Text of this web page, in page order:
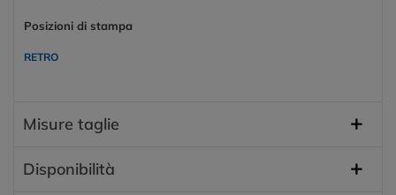
Posizioni di stampa
RETRO
Misure taglie
Disponibilità